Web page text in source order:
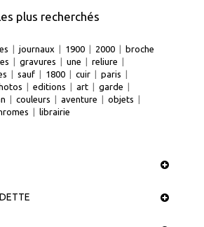
plus recherchés
| journaux | 1900 | 2000 | broche
| gravures | une | reliure |
| sauf | 1800 | cuir | paris |
| editions | art | garde |
| couleurs | aventure | objets |
| librairie